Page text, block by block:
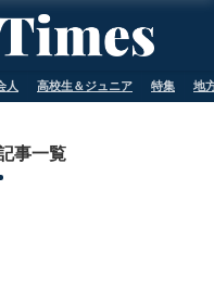
人 高校生＆ジュニア 特集 地
事一覧